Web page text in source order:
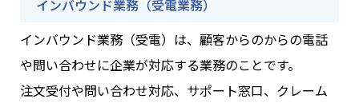
インバウンド業務（受電業務）
インバウンド業務（受電）は、顧客からのからの電話
や問い合わせに企業が対応する業務のことです。
注文受付や問い合わせ対応、サポート窓口、クレーム